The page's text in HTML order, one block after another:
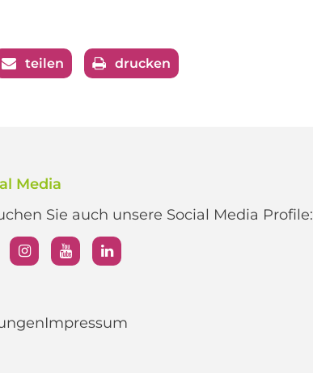
teilen drucken
Media
Sie auch unsere Social Media Profile:
Impressum